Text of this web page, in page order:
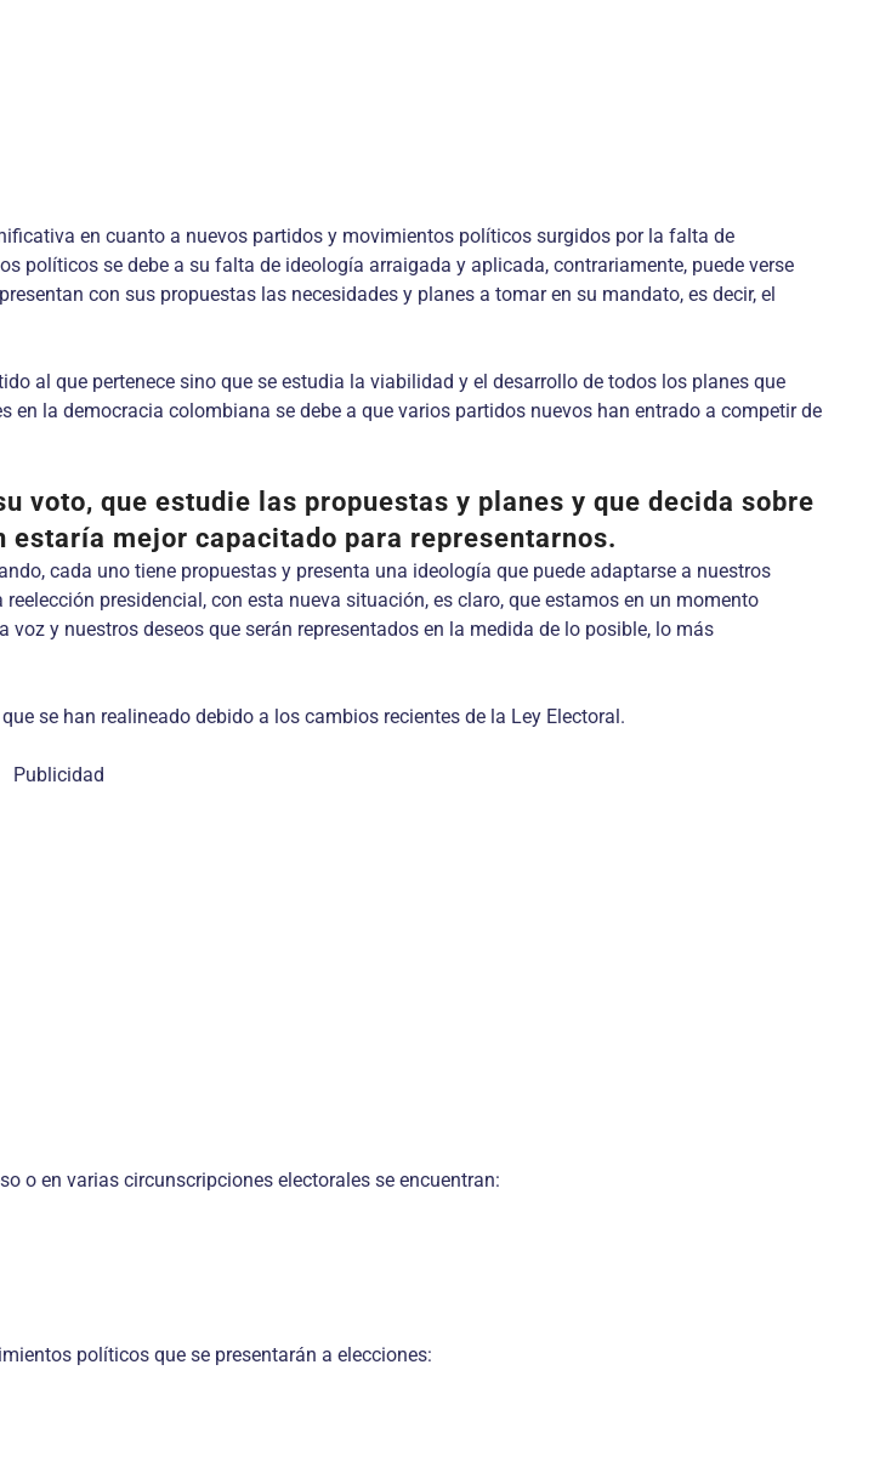
en cuanto a nuevos partidos y movimientos políticos surgidos por la falta de
se debe a su falta de ideología arraigada y aplicada, contrariamente, puede verse
con sus propuestas las necesidades y planes a tomar en su mandato, es decir, el
al que pertenece sino que se estudia la viabilidad y el desarrollo de todos los planes que
la democracia colombiana se debe a que varios partidos nuevos han entrado a competir de
voto, que estudie las propuestas y planes y que decida sobre
mejor capacitado para representarnos.
cada uno tiene propuestas y presenta una ideología que puede adaptarse a nuestros
presidencial, con esta nueva situación, es claro, que estamos en un momento
y nuestros deseos que serán representados en la medida de lo posible, lo más
se han realineado debido a los cambios recientes de la Ley Electoral.
Publicidad
o en varias circunscripciones electorales se encuentran:
políticos que se presentarán a elecciones: